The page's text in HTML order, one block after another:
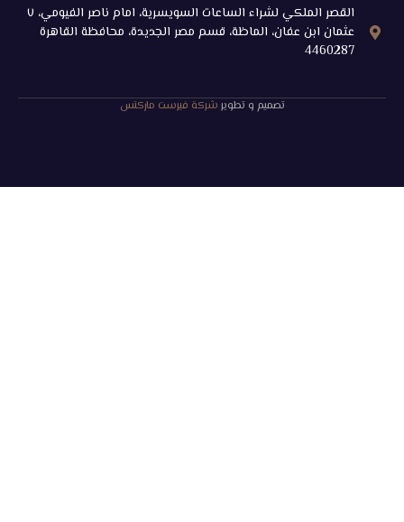
القصر الملكي لشراء الساعات السويسرية، امام ناصر الفيومي، ٧
عثمان ابن عفان، الماظة، قسم مصر الجديدة، محافظة القاهرة‬
4460287
تصميم و تطوير شركة فيرست ماركتس